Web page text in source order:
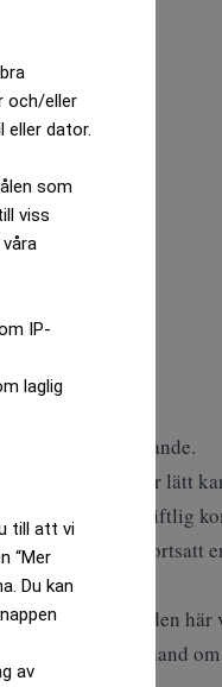
och/eller
eller dator.
som
viss
IP-
laglig
till att vi
“Mer
Du kan
av
ett pressmeddelande.
att våra kunder lätt
Fonder i en skriftlig
och det finns fortsatt
Under den här
möjliga sätt, ta hand